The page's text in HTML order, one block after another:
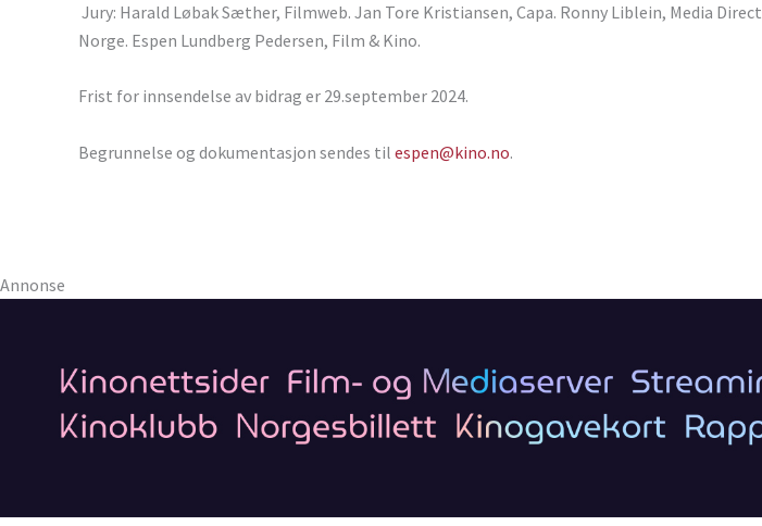
Jury: Harald Løbak Sæther, Filmweb. Jan Tore Kristiansen, Capa. Ronny Liblein, Media Direct
Norge. Espen Lundberg Pedersen, Film & Kino.
Frist for innsendelse av bidrag er 29.september 2024.
Begrunnelse og dokumentasjon sendes til espen@kino.no.
Annonse